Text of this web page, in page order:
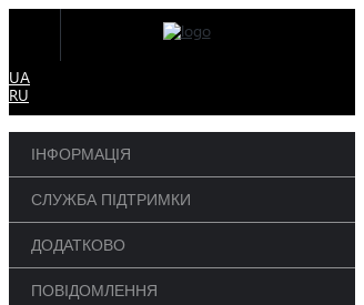
UA
RU
ІНФОРМАЦІЯ
СЛУЖБА ПІДТРИМКИ
ДОДАТКОВО
ПОВІДОМЛЕННЯ